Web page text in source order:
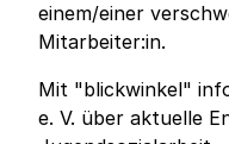
einem/einer
Mitarbeiter:in.
Mit "blickwinkel"
e. V. über aktuelle